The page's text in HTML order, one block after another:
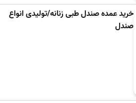
خرید عمده صندل طبی زنانه/تولیدی انواع
صندل